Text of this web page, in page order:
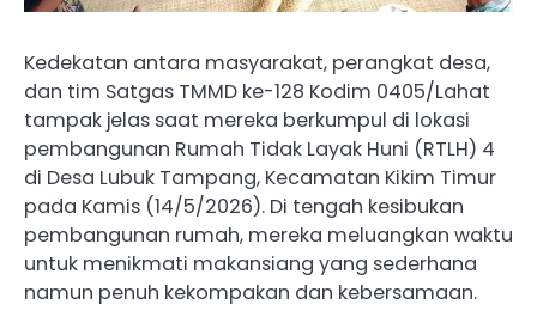
Kedekatan antara masyarakat, perangkat desa,
dan tim Satgas TMMD ke-128 Kodim 0405/Lahat
tampak jelas saat mereka berkumpul di lokasi
pembangunan Rumah Tidak Layak Huni (RTLH) 4
di Desa Lubuk Tampang, Kecamatan Kikim Timur
pada Kamis (14/5/2026). Di tengah kesibukan
pembangunan rumah, mereka meluangkan waktu
untuk menikmati makansiang yang sederhana
namun penuh kekompakan dan kebersamaan.